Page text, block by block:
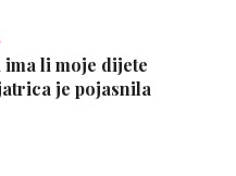
ima li moje dijete
je pojasnila